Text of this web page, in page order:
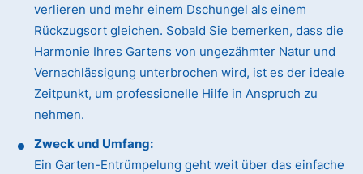
verlieren und mehr einem Dschungel als einem
Rückzugsort gleichen. Sobald Sie bemerken, dass die
Harmonie Ihres Gartens von ungezähmter Natur und
Vernachlässigung unterbrochen wird, ist es der ideale
Zeitpunkt, um professionelle Hilfe in Anspruch zu
nehmen.
Zweck und Umfang:
Ein Garten-Entrümpelung geht weit über das einfache